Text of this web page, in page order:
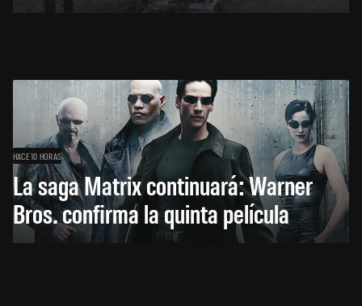
HACE 10 HORAS
La saga Matrix continuará: Warner
Bros. confirma la quinta película